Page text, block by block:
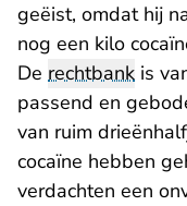
geëist, omdat hij
nog een kilo
De rechtbank is
passend en
van ruim
cocaïne hebben
verdachten een